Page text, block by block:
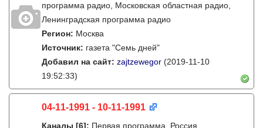
программа радио, Московская областная радио,
Ленинградская программа радио
Регион: Москва
Источник: газета "Семь дней"
Добавил на сайт: zajtzewegor (2019-11-10
19:52:33)
04-11-1991 - 10-11-1991
Каналы [6]: Первая программа, Россия,